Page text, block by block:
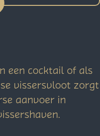
een cocktail of als
vissersvloot zorgt
aanvoer in